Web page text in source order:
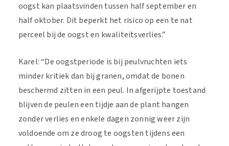
oogst kan plaatsvinden tussen half september en
half oktober. Dit beperkt het risico op een te nat
perceel bij de oogst en kwaliteitsverlies.”
Karel: “De oogstperiode is bij peulvruchten iets
minder kritiek dan bij granen, omdat de bonen
beschermd zitten in een peul. In afgerijpte toestand
blijven de peulen een tijdje aan de plant hangen
zonder verlies en enkele dagen zonnig weer zijn
voldoende om ze droog te oogsten tijdens een